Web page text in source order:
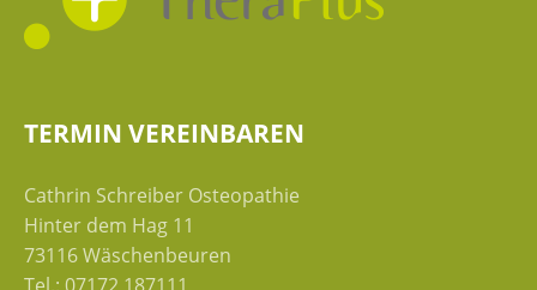
TERMIN VEREINBAREN
Cathrin Schreiber Osteopathie
Hinter dem Hag 11
73116 Wäschenbeuren
Tel.: 07172 187111